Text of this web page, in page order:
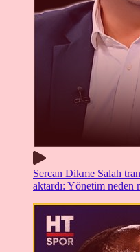
Sercan Dikme Salah
aktardı: Yönetim neden